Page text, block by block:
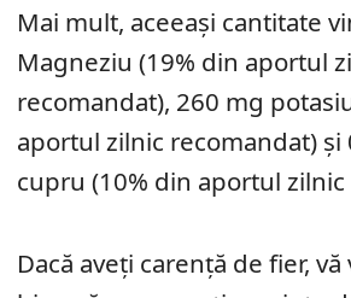
Mai mult, aceeași cantitate
Magneziu (19% din aportul
recomandat), 260 mg
aportul zilnic recomandat) și
cupru (10% din aportul
Dacă aveți carență de fier,